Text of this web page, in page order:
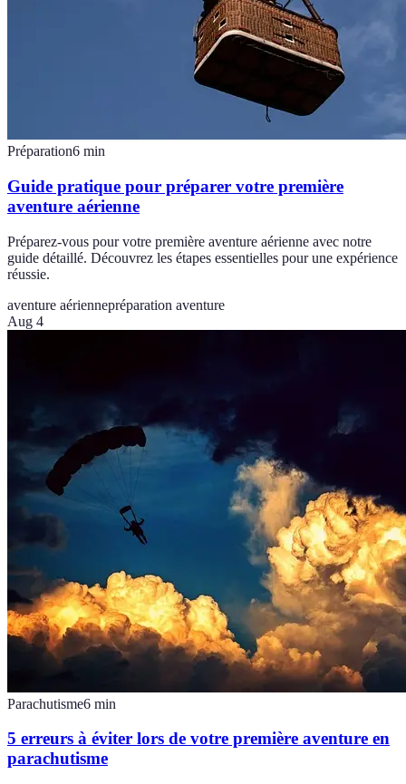
Préparation6 min
Guide pratique pour préparer votre première
aventure aérienne
Préparez-vous pour votre première aventure aérienne avec notre
guide détaillé. Découvrez les étapes essentielles pour une expérience
réussie.
aventure aériennepréparation aventure
Aug 4
Parachutisme6 min
5 erreurs à éviter lors de votre première aventure en
parachutisme